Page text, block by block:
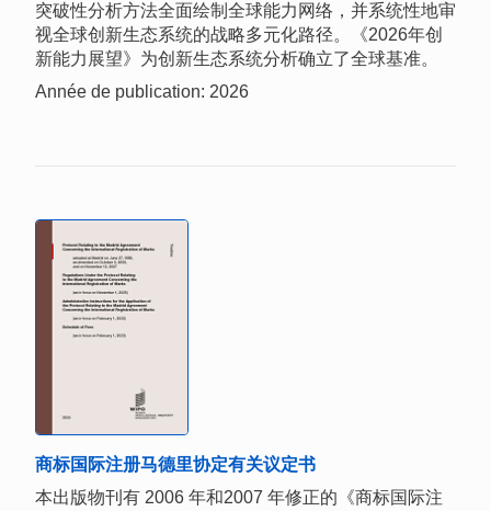
突破性分析方法全面绘制全球能力网络，并系统性地审
视全球创新生态系统的战略多元化路径。《2026年创
新能力展望》为创新生态系统分析确立了全球基准。
Année de publication: 2026
商标国际注册马德里协定有关议定书
本出版物刊有 2006 年和2007 年修正的《商标国际注